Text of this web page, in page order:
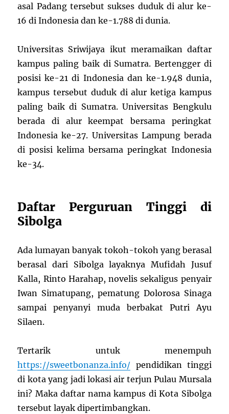
asal Padang tersebut sukses duduk di alur ke-
16 di Indonesia dan ke-1.788 di dunia.
Universitas Sriwijaya ikut meramaikan daftar
kampus paling baik di Sumatra. Bertengger di
posisi ke-21 di Indonesia dan ke-1.948 dunia,
kampus tersebut duduk di alur ketiga kampus
paling baik di Sumatra. Universitas Bengkulu
berada di alur keempat bersama peringkat
Indonesia ke-27. Universitas Lampung berada
di posisi kelima bersama peringkat Indonesia
ke-34.
Daftar Perguruan Tinggi di
Sibolga
Ada lumayan banyak tokoh-tokoh yang berasal
berasal dari Sibolga layaknya Mufidah Jusuf
Kalla, Rinto Harahap, novelis sekaligus penyair
Iwan Simatupang, pematung Dolorosa Sinaga
sampai penyanyi muda berbakat Putri Ayu
Silaen.
Tertarik untuk menempuh
https://sweetbonanza.info/ pendidikan tinggi
di kota yang jadi lokasi air terjun Pulau Mursala
ini? Maka daftar nama kampus di Kota Sibolga
tersebut layak dipertimbangkan.